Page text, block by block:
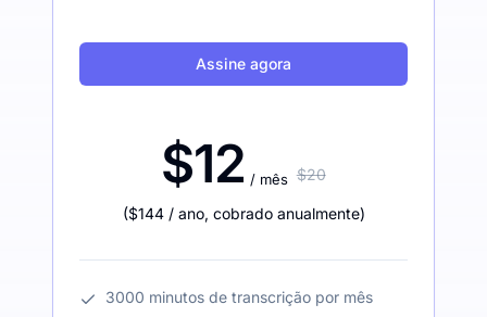
Assine agora
$12 / mês $20
($144 / ano, cobrado anualmente)
3000 minutos de transcrição por mês